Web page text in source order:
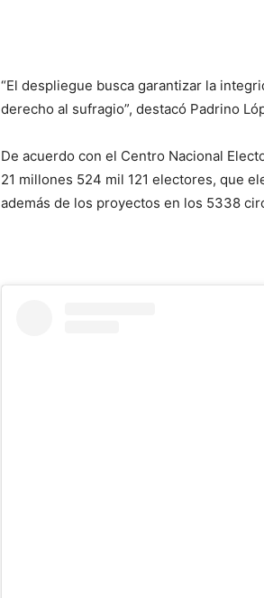
“El despliegue busca garantizar la
derecho al sufragio”, destacó Padrino
De acuerdo con el Centro Nacional
21 millones 524 mil 121 electores, que
además de los proyectos en los 5338